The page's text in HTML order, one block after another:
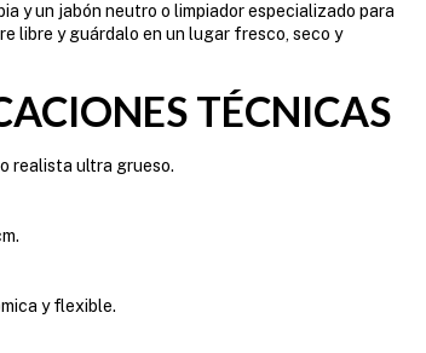
y un jabón neutro o limpiador especializado para
libre y guárdalo en un lugar fresco, seco y
TÉCNICAS
realista ultra grueso.
y flexible.